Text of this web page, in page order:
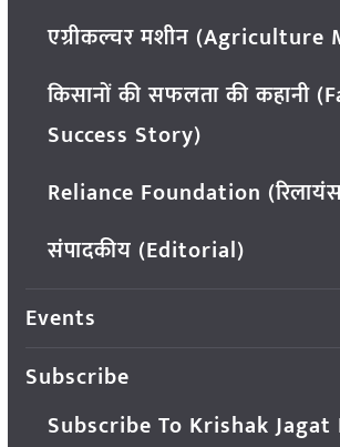
एग्रीकल्चर मशीन (Agriculture
किसानों की सफलता की कहानी
Success Story)
Reliance Foundation
संपादकीय (Editorial)
Events
Subscribe
Subscribe To Krishak